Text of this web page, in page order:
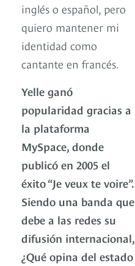
inglés o español, pero
quiero mantener mi
identidad como
cantante en francés.
Yelle ganó
popularidad gracias a
la plataforma
MySpace, donde
publicó en 2005 el
éxito “Je veux te voire”.
Siendo una banda que
debe a las redes su
difusión internacional,
¿Qué opina del estado